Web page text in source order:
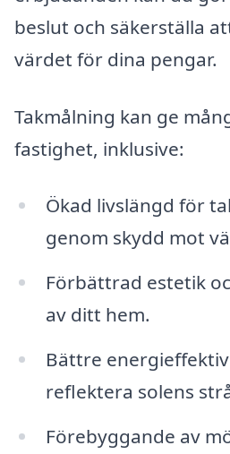
beslut och säkerställa
värdet för dina pengar.
Takmålning kan ge
fastighet, inklusive:
Ökad livslängd för
genom skydd mot
Förbättrad estetik
av ditt hem.
Bättre
reflektera solens
Förebyggande av